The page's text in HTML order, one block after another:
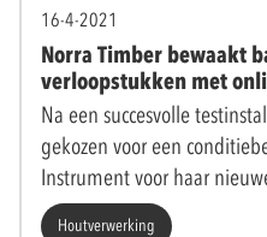
16-4-2021
Norra Timber bewaakt
verloopstukken met
Na een succesvolle
gekozen voor een
Instrument voor haar
Houtverwerking